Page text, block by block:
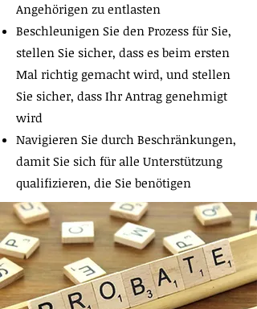
Angehörigen zu entlasten
Beschleunigen Sie den Prozess für Sie,
stellen Sie sicher, dass es beim ersten
Mal richtig gemacht wird, und stellen
Sie sicher, dass Ihr Antrag genehmigt
wird
Navigieren Sie durch Beschränkungen,
damit Sie sich für alle Unterstützung
qualifizieren, die Sie benötigen